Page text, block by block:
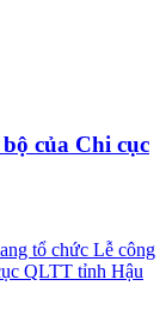
của Chi cục
tổ chức Lễ công
QLTT tỉnh Hậu